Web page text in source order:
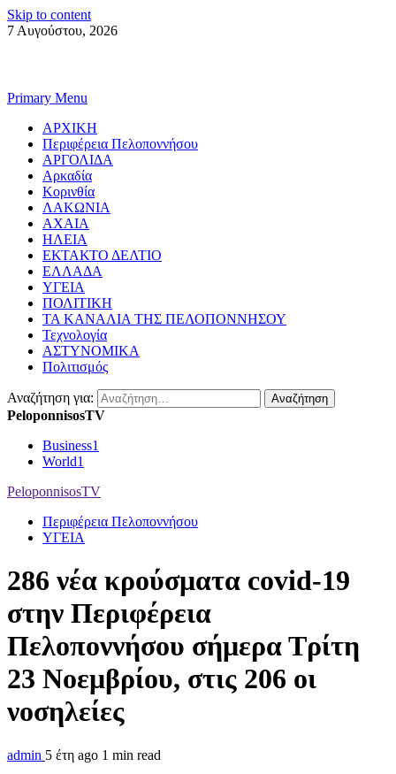
Skip to content
7 Αυγούστου, 2026
Primary Menu
ΑΡΧΙΚΗ
Περιφέρεια Πελοποννήσου
ΑΡΓΟΛΙΔΑ
Αρκαδία
Κορινθία
ΛΑΚΩΝΙΑ
ΑΧΑΙΑ
ΗΛΕΙΑ
ΕΚΤΑΚΤΟ ΔΕΛΤΙΟ
ΕΛΛΑΔΑ
ΥΓΕΙΑ
ΠΟΛΙΤΙΚΗ
ΤΑ ΚΑΝΑΛΙΑ ΤΗΣ ΠΕΛΟΠΟΝΝΗΣΟΥ
Τεχνολογία
ΑΣΤΥΝΟΜΙΚΑ
Πολιτισμός
Αναζήτηση για:
PeloponnisosTV
Business1
World1
PeloponnisosTV
Περιφέρεια Πελοποννήσου
ΥΓΕΙΑ
286 νέα κρούσματα covid-19
στην Περιφέρεια
Πελοποννήσου σήμερα Τρίτη
23 Νοεμβρίου, στις 206 οι
νοσηλείες
admin 5 έτη ago 1 min read